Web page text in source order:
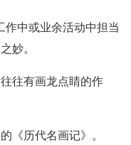
作中或业余活动中担当
之妙。
往有画龙点睛的作
《历代名画记》。